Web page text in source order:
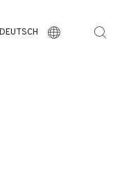
DEUTSCH